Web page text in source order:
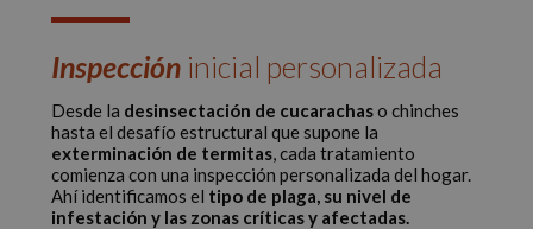
Inspección inicial personalizada
Desde la desinsectación de cucarachaso chinches
hasta el desafío estructural que supone la
exterminación de termitas, cada tratamiento
comienza con una inspección personalizada del hogar.
Ahí identificamos el tipo de plaga, su nivel de
infestación y las zonas críticas y afectadas.